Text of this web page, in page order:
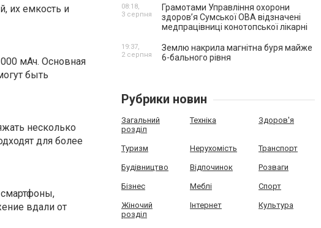
их емкость и
мАч. Основная
быть
несколько
для более
вдали от
Грамотами Управління охорони
здоров’я Сумської ОВА відзначені
медпрацівниці конотопської лікарні
08:18,
3 серпня
Землю накрила магнітна буря майже
6-бального рівня
19:37,
2 серпня
Рубрики новин
Загальний
розділ
Техніка Здоров'я
Туризм Нерухомість Транспорт
Будівництво Відпочинок Розваги
Бізнес Меблі Спорт
Жіночий
розділ
Інтернет Культура